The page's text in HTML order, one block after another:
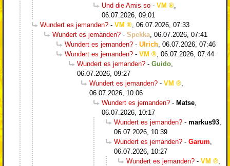
Und die Amis so - VM
06.07.2026, 09:01
Wundert es jemanden? - VM
06.07.2026, 07:33
Wundert es jemanden? - Spekka 06.07.2026, 07:41
Wundert es jemanden? - Ulrich 06.07.2026, 07:46
Wundert es jemanden? - VM
06.07.2026, 07:44
Wundert es jemanden? - Guido
06.07.2026, 09:27
Wundert es jemanden? - VM
06.07.2026, 10:06
Wundert es jemanden? - Matse
06.07.2026, 10:17
Wundert es jemanden? - markus93
06.07.2026, 10:39
Wundert es jemanden? - Garum
06.07.2026, 10:27
Wundert es jemanden? - VM